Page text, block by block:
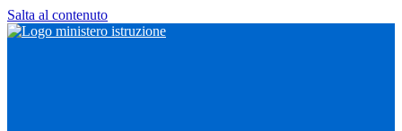
Salta al contenuto